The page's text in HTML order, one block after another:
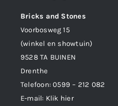
Bricks and Stones
Voorbosweg 15
(winkel en showtuin)
9528 TA BUINEN
Drenthe
Telefoon:0599 – 212 082
E-mail: Klik hier